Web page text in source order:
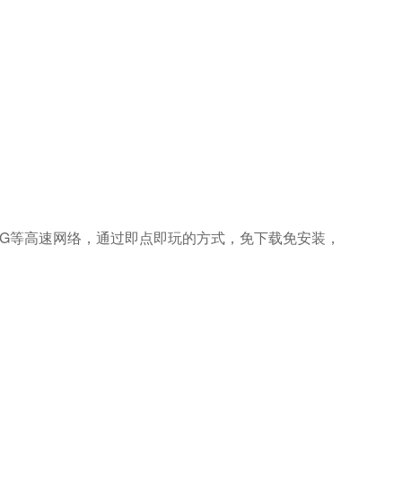
高速网络，通过即点即玩的方式，免下载免安装，